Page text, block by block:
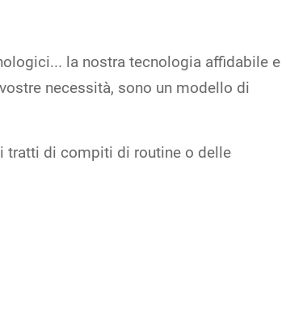
la nostra tecnologia affidabile e
necessità, sono un modello di
tratti di compiti di routine o delle